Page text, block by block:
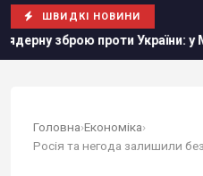
ШВИДКІ НОВИНИ
України: у МЗС
Головна›Економіка›